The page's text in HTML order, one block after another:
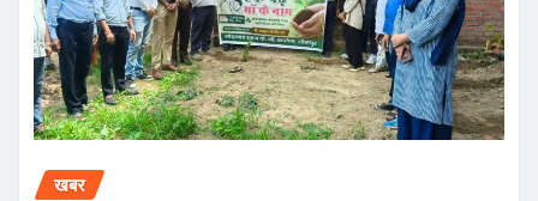
खबर